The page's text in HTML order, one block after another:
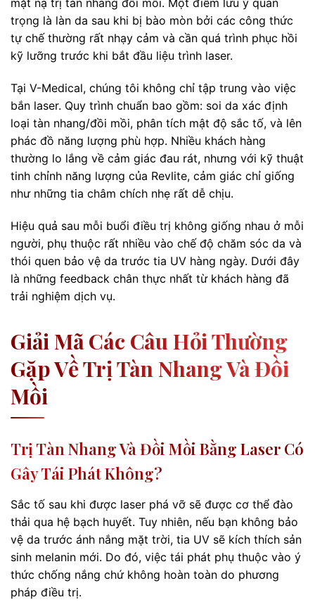
mặt nạ trị tàn nhang đồi mồi. Một điểm lưu ý quan
trọng là làn da sau khi bị bào mòn bởi các công thức
tự chế thường rất nhạy cảm và cần quá trình phục hồi
kỹ lưỡng trước khi bắt đầu liệu trình laser.
Tại V-Medical, chúng tôi không chỉ tập trung vào việc
bắn laser. Quy trình chuẩn bao gồm: soi da xác định
loại tàn nhang/đồi mồi, phân tích mật độ sắc tố, và lên
phác đồ năng lượng phù hợp. Nhiều khách hàng
thường lo lắng về cảm giác đau rát, nhưng với kỹ thuật
tinh chỉnh năng lượng của Revlite, cảm giác chỉ giống
như những tia châm chích nhẹ rất dễ chịu.
Hiệu quả sau mỗi buổi điều trị không giống nhau ở mỗi
người, phụ thuộc rất nhiều vào chế độ chăm sóc da và
thói quen bảo vệ da trước tia UV hàng ngày. Dưới đây
là những feedback chân thực nhất từ khách hàng đã
trải nghiệm dịch vụ.
Giải Mã Các Câu Hỏi Thường
Gặp Về Trị Tàn Nhang Và Đồi
Mồi
Trị Tàn Nhang Và Đồi Mồi Bằng Laser Có
Gây Tái Phát Không?
Sắc tố sau khi được laser phá vỡ sẽ được cơ thể đào
thải qua hệ bạch huyết. Tuy nhiên, nếu bạn không bảo
vệ da trước ánh nắng mặt trời, tia UV sẽ kích thích sản
sinh melanin mới. Do đó, việc tái phát phụ thuộc vào ý
thức chống nắng chứ không hoàn toàn do phương
pháp điều trị.